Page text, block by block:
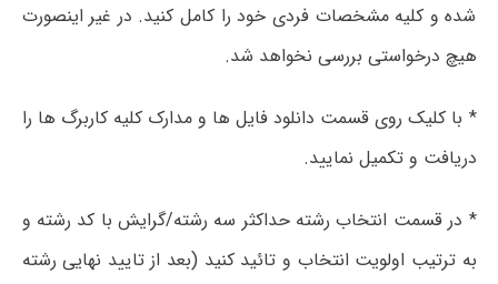
شده و کلیه مشخصات فردی خود را کامل کنید. در غیر اینصورت
هیچ درخواستی بررسی نخواهد شد.
* با کلیک روی قسمت دانلود فایل ها و مدارک کلیه کاربرگ ها را
دریافت و تکمیل نمایید.
* در قسمت انتخاب رشته حداکثر سه رشته/گرایش با کد رشته و
به ترتیب اولویت انتخاب و تائید کنید (بعد از تایید نهایی رشته